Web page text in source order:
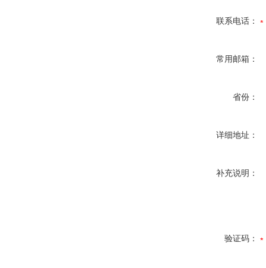
联系电话：
常用邮箱：
省份：
详细地址：
补充说明：
验证码：